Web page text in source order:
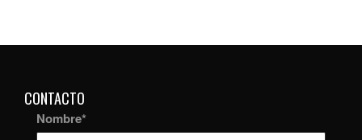
CONTACTO
Nombre*